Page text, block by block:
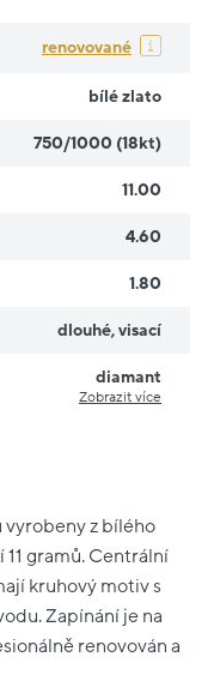
vyrobeny z bílého
gramů. Centrální
kruhový motiv s
Zapínání je na
renovován a
renovované
bílé zlato
750/1000 (18kt)
11.00
4.60
1.80
dlouhé, visací
diamant
Zobrazit více